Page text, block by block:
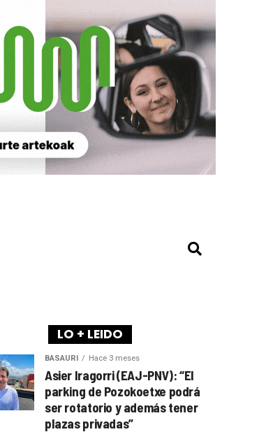
LO + LEIDO
BASAURI Hace 3 meses
Asier Iragorri (EAJ-PNV): “El
parking de Pozokoetxe podrá
ser rotatorio y además tener
plazas privadas”